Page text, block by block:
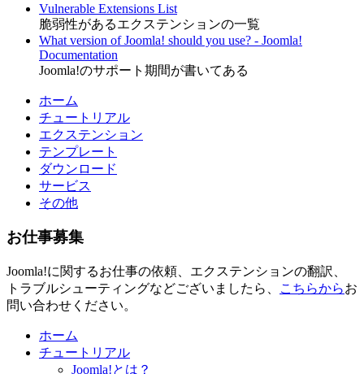
Vulnerable Extensions List
脆弱性があるエクステンションの一覧
What version of Joomla! should you use? - Joomla!
Documentation
Joomla!のサポート期間が書いてある
ホーム
チュートリアル
エクステンション
テンプレート
ダウンロード
サービス
その他
お仕事募集
Joomla!に関するお仕事の依頼、エクステンションの翻訳、
トラブルシューティングなどございましたら、
こちらからお
問い合わせください。
ホーム
チュートリアル
Joomla!とは？